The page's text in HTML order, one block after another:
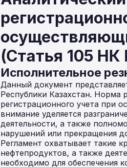
(Статья 105 НК
Исполнительное
Данный документ
Республики Казахстан. Норма
регистрационного учета при
внимание уделяется
деятельности, а также
нарушений или прекращения
Регламент охватывает такие
нефтепродуктов, а также
необходимо для обеспечения